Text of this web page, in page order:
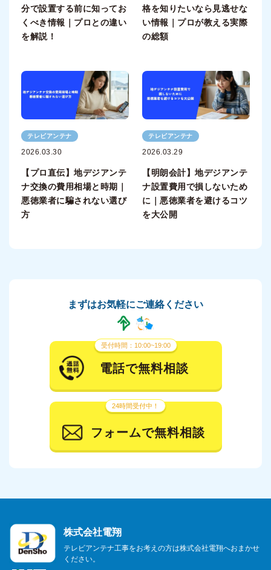
分で設置する前に知ってお
くべき情報｜プロとの違い
を解説！
格を知りたいなら見逃せな
い情報｜プロが教える実際
の総額
テレビアンテナ
2026.03.30
【プロ直伝】地デジアンテ
ナ交換の費用相場と時期｜
悪徳業者に騙されない選び
方
テレビアンテナ
2026.03.29
【明朗会計】地デジアンテ
ナ設置費用で損しないため
に｜悪徳業者を避けるコツ
を大公開
まずはお気軽にご連絡ください
受付時間：10:00~19:00
電話で無料相談
24時間受付中！
フォームで無料相談
株式会社電翔
テレビアンテナ工事をお考えの方は株式会社電翔へおまかせ
ください。